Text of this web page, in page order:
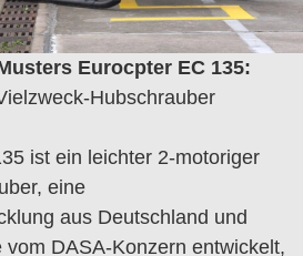
Eurocpter EC 135:
Hubschrauber
ist ein leichter 2-motoriger
eine
aus Deutschland und
DASA-Konzern entwickelt,